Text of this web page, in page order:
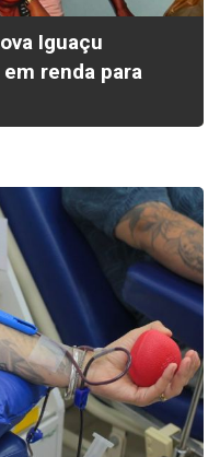
Iguaçu
renda para